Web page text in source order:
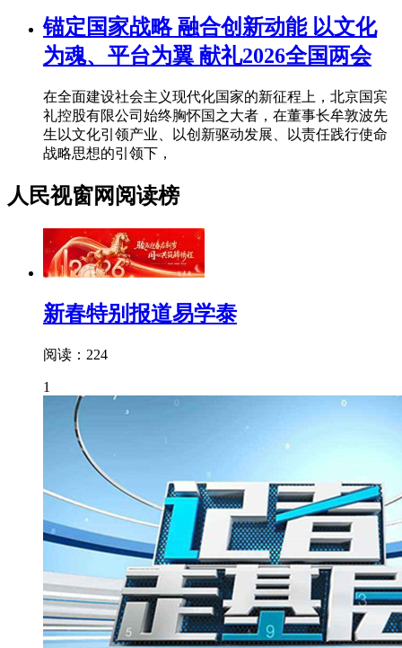
锚定国家战略 融合创新动能 以文化
为魂、平台为翼 献礼2026全国两会
在全面建设社会主义现代化国家的新征程上，北京国宾
礼控股有限公司始终胸怀国之大者，在董事长牟敦波先
生以文化引领产业、以创新驱动发展、以责任践行使命
战略思想的引领下，
人民视窗网阅读榜
新春特别报道易学泰
阅读：224
1